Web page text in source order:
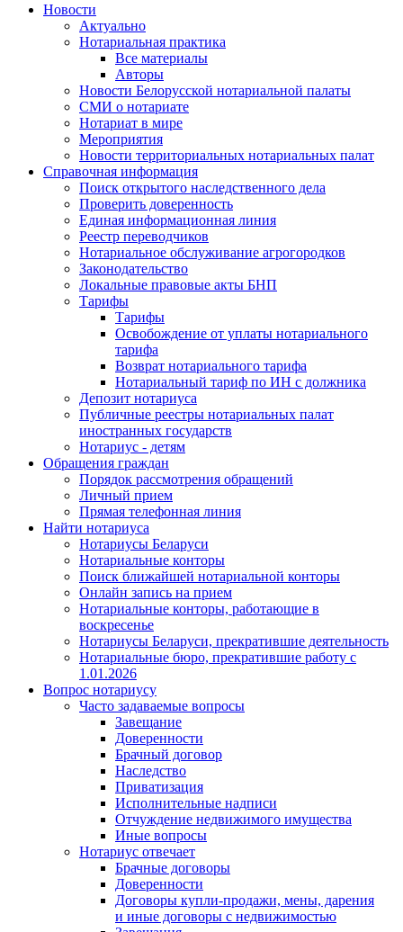
Новости
Актуально
Нотариальная практика
Все материалы
Авторы
Новости Белорусской нотариальной палаты
СМИ о нотариате
Нотариат в мире
Мероприятия
Новости территориальных нотариальных палат
Справочная информация
Поиск открытого наследственного дела
Проверить доверенность
Единая информационная линия
Реестр переводчиков
Нотариальное обслуживание агрогородков
Законодательство
Локальные правовые акты БНП
Тарифы
Тарифы
Освобождение от уплаты нотариального
тарифа
Возврат нотариального тарифа
Нотариальный тариф по ИН с должника
Депозит нотариуса
Публичные реестры нотариальных палат
иностранных государств
Нотариус - детям
Обращения граждан
Порядок рассмотрения обращений
Личный прием
Прямая телефонная линия
Найти нотариуса
Нотариусы Беларуси
Нотариальные конторы
Поиск ближайшей нотариальной конторы
Онлайн запись на прием
Нотариальные конторы, работающие в
воскресенье
Нотариусы Беларуси, прекратившие деятельность
Нотариальные бюро, прекратившие работу с
1.01.2026
Вопрос нотариусу
Часто задаваемые вопросы
Завещание
Доверенности
Брачный договор
Наследство
Приватизация
Исполнительные надписи
Отчуждение недвижимого имущества
Иные вопросы
Нотариус отвечает
Брачные договоры
Доверенности
Договоры купли-продажи, мены, дарения
и иные договоры с недвижимостью